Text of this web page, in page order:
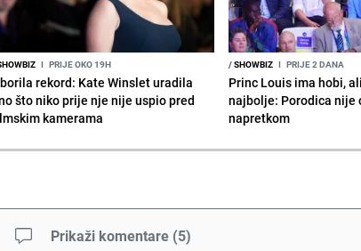
I PRIJE OKO 19H
rekord: Kate Winslet uradila
što niko prije nje nije uspio pred
kamerama
/SHOWBIZ I PRIJE 2 DANA
Princ Louis ima hobi,
najbolje: Porodica nije
napretkom
Prikaži komentare (5)